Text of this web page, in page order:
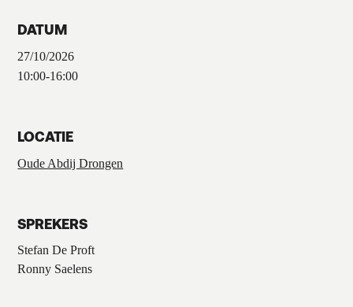
DATUM
27/10/2026
10:00-16:00
LOCATIE
Oude Abdij Drongen
SPREKERS
Stefan De Proft
Ronny Saelens